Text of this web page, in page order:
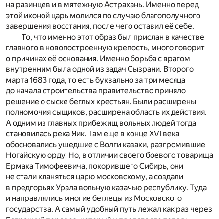
на разинцев и в мятежную Астрахань. Именно перед
этой иконой царь молился по случаю благополучного
завершения восстания, после чего оставил её себе.
То, что именно этот образ был прислан в качестве
главного в новопостроенную крепость, много говорит
о причинах её основания. Именно борьба с врагом
внутренним была одной из задач Сызрани. Второго
марта 1683 года, то есть буквально за три месяца
до начала строительства правительство приняло
решение о сыске беглых крестьян. Были расширены
полномочия сыщиков, расширена область их действия.
А одним из главных прибежищ вольных людей тогда
становилась река Яик. Там ещё в конце XVI века
обосновались ушедшие с Волги казаки, разгромившие
Ногайскую орду. Но, в отличии своего боевого товарища
Ермака Тимофеевича, покорившего Сибирь, они
не стали кланяться царю московскому, а создали
в предгорьях Урала вольную казачью республику. Туда
и направлялись многие беглецы из Московского
государства. А самый удобный путь лежал как раз через